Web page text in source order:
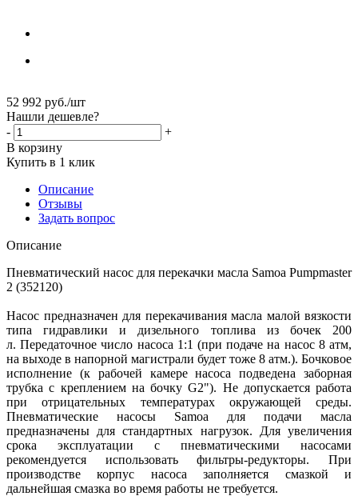
52 992 руб./шт
Нашли дешевле?
-
+
В корзину
Купить в 1 клик
Описание
Отзывы
Задать вопрос
Описание
Пневматический насос для перекачки масла Samoa Pumpmaster
2 (352120)
Насос предназначен для перекачивания масла малой вязкости
типа гидравлики и дизельного топлива из бочек 200
л. Передаточное число насоса 1:1 (при подаче на насос 8 атм,
на выходе в напорной магистрали будет тоже 8 атм.). Бочковое
исполнение (к рабочей камере насоса подведена заборная
трубка с креплением на бочку G2"). Не допускается работа
при отрицательных температурах окружающей среды.
Пневматические насосы Samoa для подачи масла
предназначены для стандартных нагрузок. Для увеличения
срока эксплуатации с пневматическими насосами
рекомендуется использовать фильтры-редукторы. При
производстве корпус насоса заполняется смазкой и
дальнейшая смазка во время работы не требуется.